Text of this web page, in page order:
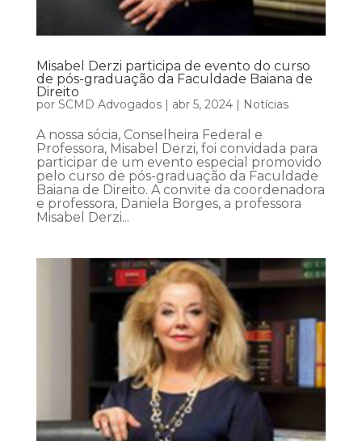
Misabel Derzi participa de evento do curso
de pós-graduação da Faculdade Baiana de
Direito
por SCMD Advogados| abr 5, 2024| Notícias
A nossa sócia, Conselheira Federal e
Professora, Misabel Derzi, foi convidada para
participar de um evento especial promovido
pelo curso de pós-graduação da Faculdade
Baiana de Direito. A convite da coordenadora
e professora, Daniela Borges, a professora
Misabel Derzi...